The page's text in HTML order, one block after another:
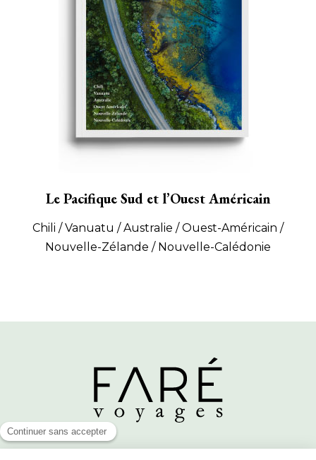
Le Pacifique Sud et l’Ouest Américain
Chili / Vanuatu / Australie / Ouest-Américain /
Nouvelle-Zélande / Nouvelle-Calédonie